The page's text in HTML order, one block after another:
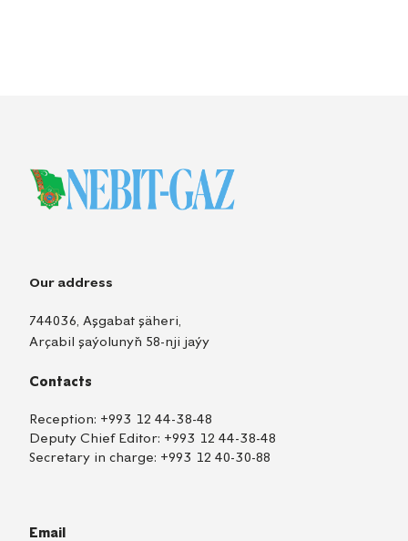
Our address
744036, Aşgabat şäheri,
Arçabil şaýolunyň 58-nji jaýy
Contacts
Reception: +993 12 44-38-48
Deputy Chief Editor: +993 12 44-38-48
Secretary in charge: +993 12 40-30-88
Email